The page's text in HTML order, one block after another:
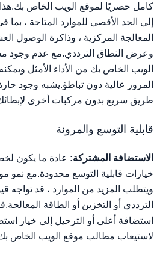
كامل حصريًا لموقع الويب الخاص
إلى الحد الأقصى للموارد المتاحة ،
المعالجة المركزية ، وذاكرة الوصول
وعرض النطاق الترددي.مع عدم وجود
الويب الخاص بك من الأداء الأمثل
طريق سريع بدون مركبات أخرى
قابلية التوسع والمرونة
الاستضافة المشتركة: عادة ما يكون
خيارات قابلية التوسع محدودة.مع نمو
ويتطلب المزيد من الموارد ، قد تواجه
الترددي أو التخزين أو الطاقة
استضافة أعلى أو الترحيل إلى خيار
لاستيعاب مطالب موقع الويب الخاص بك